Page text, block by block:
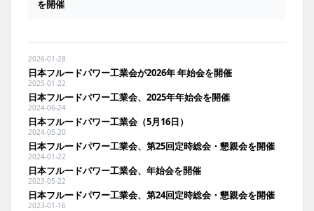
を開催
2026-01-28
日本フルードパワー工業会が2026年 年始会を開催
2025-01-22
日本フルードパワー工業会、2025年年始会を開催
2024-06-24
日本フルードパワー工業会（5月16日）
2024-05-20
日本フルードパワー工業会、第25回定時総会・懇親会を開催
2024-01-22
日本フルードパワー工業会、年始会を開催
2023-05-22
日本フルードパワー工業会、第24回定時総会・懇親会を開催
2023-01-16